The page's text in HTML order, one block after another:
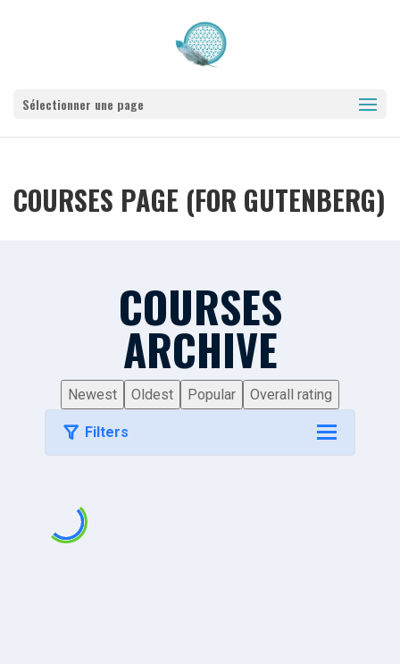
Sélectionner une page
COURSES PAGE (FOR GUTENBERG)
COURSES
ARCHIVE
Newest Oldest Popular Overall rating
Filters